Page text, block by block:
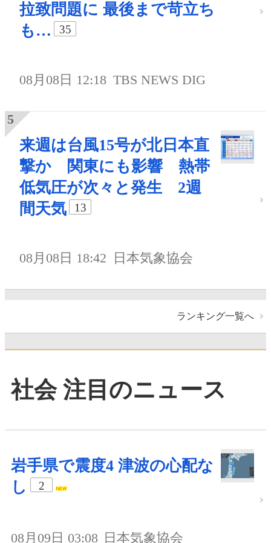
拉致問題に 最後まで苛立ち
も…
35
08月08日 12:18 TBS NEWS DIG
来週は台風15号が北日本直
撃か 関東にも影響 熱帯
低気圧が次々と発生 2週
間天気
13
08月08日 18:42 日本気象協会
ランキング一覧へ
社会 注目のニュース
岩手県で震度4 津波の心配な
し
2
08月09日 03:08 日本気象協会